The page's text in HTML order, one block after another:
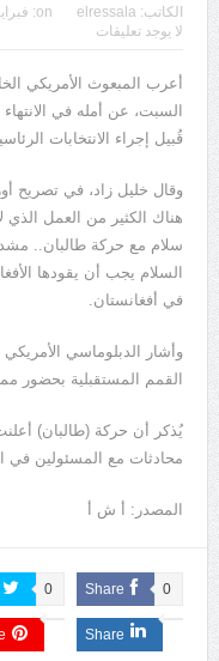
الكاتب: elressala
on: فبراير 09,
لا يوجد تعليقات
أعرب المبعوث الأمريكي
السبت، عن أمله في
قُبيل إجراء الانتخابات
وقال خليل زاد، في تصريح
هناك الكثير من العمل الذي
سلام مع حركة طالبان..
السلام يجب أن يقودها
في أفغانستان.
وأشار الدبلوماسي
القمم المستقبلية بحضور
يُذكر أن حركة (طالبان)
محادثات مع المسئولين في
المصدر: أ ش أ
Share 0
0
Share